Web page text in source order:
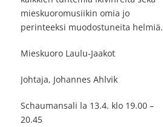
mieskuoromusiikin omia jo
perinteeksi muodostuneita helmiä.
Mieskuoro Laulu-Jaakot
Johtaja, Johannes Ahlvik
Schaumansali la 13.4. klo 19.00 –
20.45